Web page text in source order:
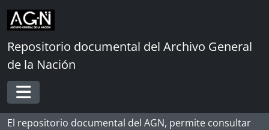
Skip to main content
Repositorio documental del Archivo General
de la Nación
Toggle navigation
El repositorio documental del AGN, permite consultar